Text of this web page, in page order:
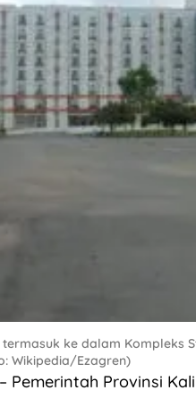
ke dalam Kompleks
Wikipedia/Ezagren)
Pemerintah Provinsi